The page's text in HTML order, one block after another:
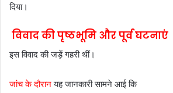
दिया।
विवाद की पृष्ठभूमि और पूर्व घटनाएं
इस विवाद की जड़ें गहरी थीं।
जांच के दौरानयह जानकारी सामने आई कि